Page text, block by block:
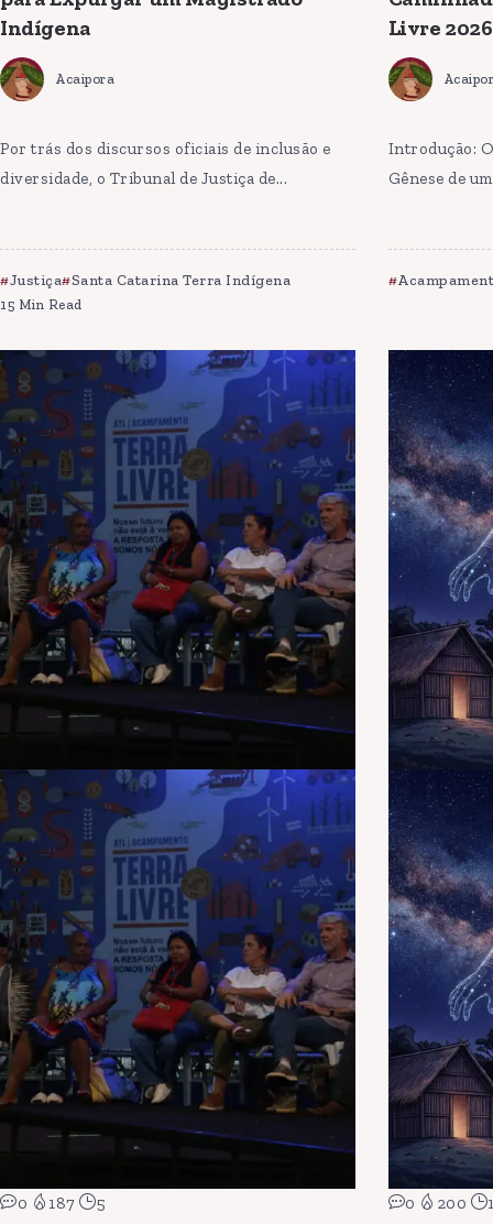
Indígena
Acaipora
Por trás dos discursos oficiais de inclusão e
diversidade, o Tribunal de Justiça de...
Justiça Santa Catarina Terra Indígena
15 Min Read
Livre 2026
Introdução:
Gênese de
0 187 5 0 200